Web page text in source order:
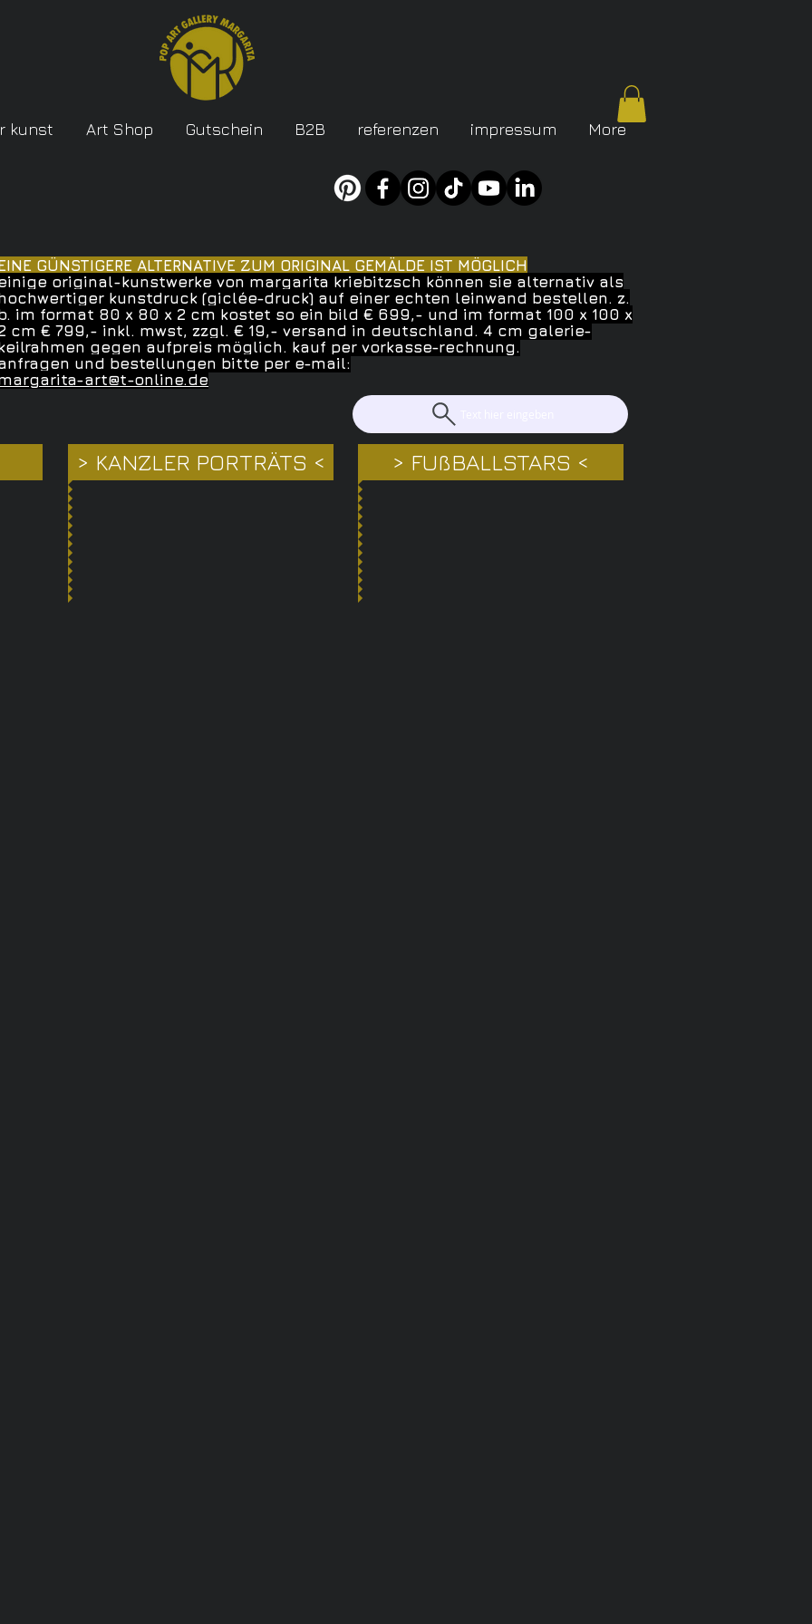
kunst Art Shop Gutschein B2B referenzen impressum More
GÜNSTIGERE ALTERNATIVE ZUM ORIGINAL GEMÄLDE IST MÖGLICH
original-kunstwerke von margarita kriebitzsch können sie alternativ als
kunstdruck (giclée-druck) auf einer echten leinwand bestellen. z.
im format 80 x 80 x 2 cm kostet so ein bild € 699,- und im format 100 x 100 x
cm € 799,- inkl. mwst, zzgl. € 19,- versand in deutschland. 4 cm galerie-
gegen aufpreis möglich. kauf per vorkasse-rechnung.
und bestellungen bitte per e-mail:
art@t-online.de
> KANZLER PORTRÄTS < > FUßBALLSTARS <